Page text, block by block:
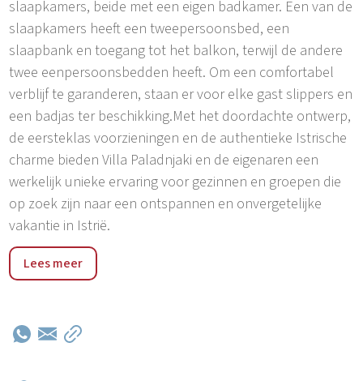
slaapkamers, beide met een eigen badkamer. Een van de
slaapkamers heeft een tweepersoonsbed, een
slaapbank en toegang tot het balkon, terwijl de andere
twee eenpersoonsbedden heeft. Om een comfortabel
verblijf te garanderen, staan er voor elke gast slippers en
een badjas ter beschikking.Met het doordachte ontwerp,
de eersteklas voorzieningen en de authentieke Istrische
charme bieden Villa Paladnjaki en de eigenaren een
werkelijk unieke ervaring voor gezinnen en groepen die
op zoek zijn naar een ontspannen en onvergetelijke
vakantie in Istrië.
Paladnjaki is een klein dorpje op 5 km van Zminj, een
charmant stadje in het centrum van Istrië dat
een uitstekende uitvalsbasis om de regio Istrië te
Lees meer